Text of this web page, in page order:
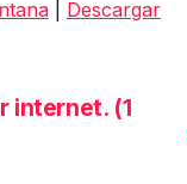
Descargar
internet. (1